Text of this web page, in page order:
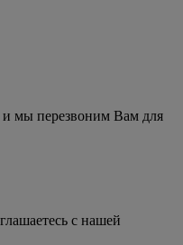
и мы перезвоним Вам для
с нашей